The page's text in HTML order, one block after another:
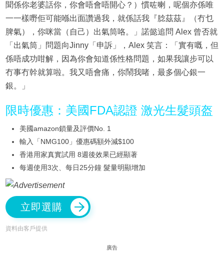
聞係你老婆話你，你會唔會唔開心？）慣咗喇，呢個亦係唯
一一樣嘢佢可能喺出面讚過我，就係話我『腍茲茲』（冇乜
脾氣），你咪當（自己）出氣筒咯。」諾懿追問 Alex 曾否就
「出氣筒」問題向Jinny「申訴」，Alex 笑言：「實有嘅，但
係唔成功咁解，因為你會知道係性格問題，如果我讓步可以
冇事冇幹就算啦。我又唔會痛，你鬧我啫，最多個心銀一
銀。」
限時優惠：美國FDA認證 激光生髮頭盔
美國amazon鎖量及評價No. 1
輸入「NMG100」優惠碼額外減$100
香港用家真實試用 8週後效果已經顯著
每週使用3次、每日25分鐘 髮量明顯增加
立即選購
資料由客戶提供
廣告